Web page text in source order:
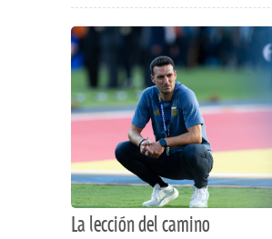
La lección del camino